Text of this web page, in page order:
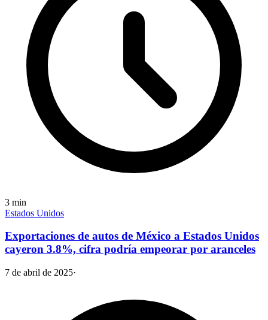
3 min
Estados Unidos
Exportaciones de autos de México a Estados Unidos
cayeron 3.8%, cifra podría empeorar por aranceles
7 de abril de 2025·